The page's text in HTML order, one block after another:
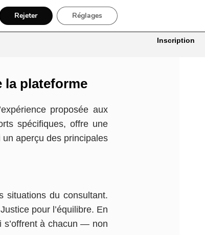
Bâtiment, Artisans & Électriciens
Inscription
la plateforme
proposée aux
spécifiques, offre une
aperçu des principales
situations du consultant.
pour l’équilibre. En
s’offrent à chacun — non
Rejeter Réglages